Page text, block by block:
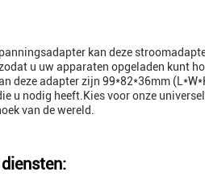
kan deze
u uw apparaten opgeladen kunt
deze adapter zijn 99*82*36mm
u nodig heeft.Kies voor onze
van de wereld.